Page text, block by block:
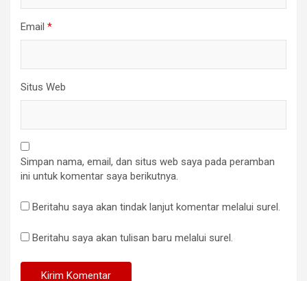
Email *
Situs Web
Simpan nama, email, dan situs web saya pada peramban
ini untuk komentar saya berikutnya.
Beritahu saya akan tindak lanjut komentar melalui surel.
Beritahu saya akan tulisan baru melalui surel.